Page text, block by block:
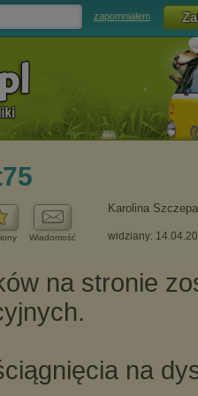
zapomniałem
Wiadomość
Karolina
widziany: